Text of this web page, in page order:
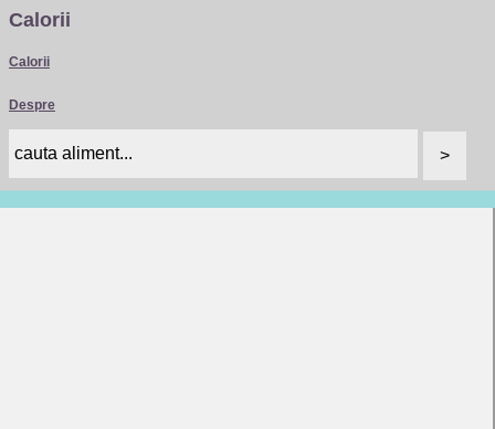
Calorii
Calorii
Despre